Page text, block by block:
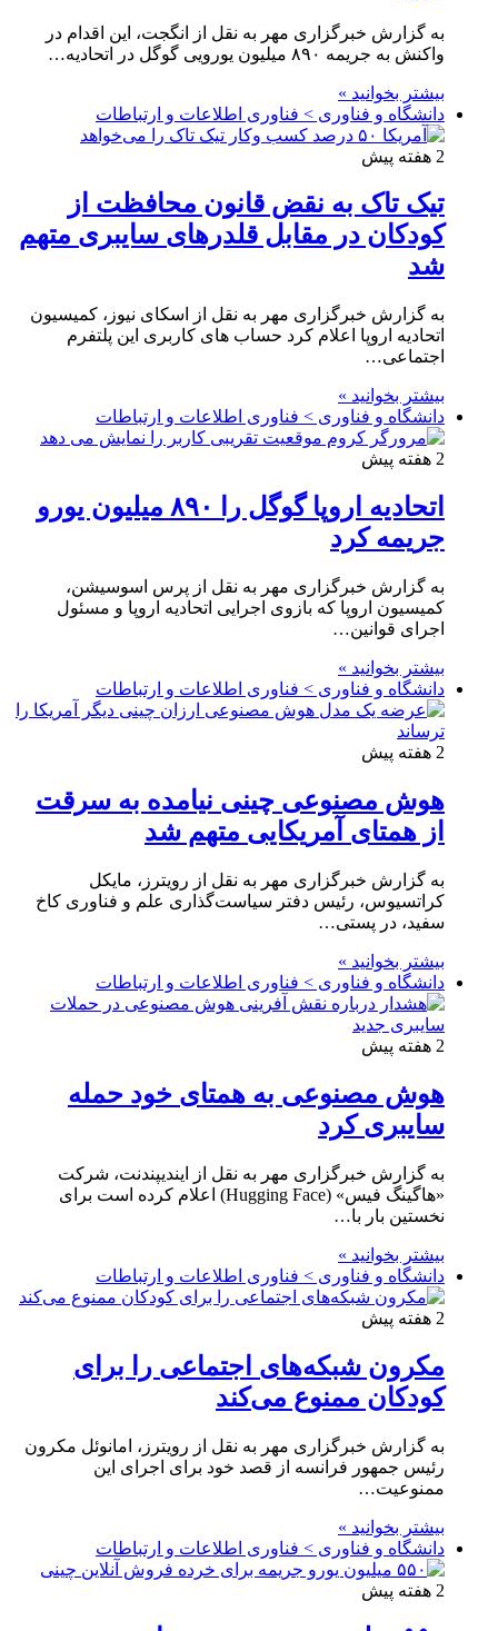
به گزارش خبرگزاری مهر به نقل از انگجت، این اقدام در
واکنش به جریمه ۸۹۰ میلیون یورویی گوگل در اتحادیه…
بیشتر بخوانید »
دانشگاه و فناوری > فناوری اطلاعات و ارتباطات
2 هفته پیش
تیک تاک به نقض قانون محافظت از
کودکان در مقابل قلدرهای سایبری متهم
شد
به گزارش خبرگزاری مهر به نقل از اسکای نیوز، کمیسیون
اتحادیه اروپا اعلام کرد حساب های کاربری این پلتفرم
اجتماعی…
بیشتر بخوانید »
دانشگاه و فناوری > فناوری اطلاعات و ارتباطات
2 هفته پیش
اتحادیه اروپا گوگل را ۸۹۰ میلیون یورو
جریمه کرد
به گزارش خبرگزاری مهر به نقل از پرس اسوسیشن،
کمیسیون اروپا که بازوی اجرایی اتحادیه اروپا و مسئول
اجرای قوانین…
بیشتر بخوانید »
دانشگاه و فناوری > فناوری اطلاعات و ارتباطات
2 هفته پیش
هوش مصنوعی چینی نیامده به سرقت
از همتای آمریکایی متهم شد
به گزارش خبرگزاری مهر به نقل از رویترز، مایکل
کراتسیوس، رئیس دفتر سیاست‌گذاری علم و فناوری کاخ
سفید، در پستی…
بیشتر بخوانید »
دانشگاه و فناوری > فناوری اطلاعات و ارتباطات
2 هفته پیش
هوش مصنوعی به همتای خود حمله
سایبری کرد
به گزارش خبرگزاری مهر به نقل از ایندیپندنت، شرکت
«هاگینگ فیس» (Hugging Face) اعلام کرده است برای
نخستین بار با…
بیشتر بخوانید »
دانشگاه و فناوری > فناوری اطلاعات و ارتباطات
2 هفته پیش
مکرون شبکه‌های اجتماعی را برای
کودکان ممنوع می‌کند
به گزارش خبرگزاری مهر به نقل از رویترز، امانوئل مکرون
رئیس جمهور فرانسه از قصد خود برای اجرای این
ممنوعیت…
بیشتر بخوانید »
دانشگاه و فناوری > فناوری اطلاعات و ارتباطات
2 هفته پیش